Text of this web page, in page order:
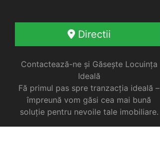
Directii
Contactează-ne și Găsește Locuința
Ideală
Fă primul pas spre tranzacția ideală –
împreună vom găsi cea mai bună
soluție pentru nevoile tale imobiliare.